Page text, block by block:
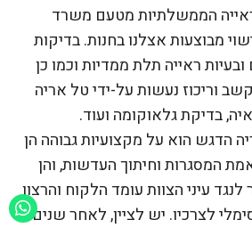
הממשלתיות מטעם משרד
מבוצעות אצלנו בחנות. בדיקות
ובעיות ראייה תלת ממדיות וכמו כן
וריכוז נעשות על-ידי טל אריה
בדיקת גלאוקומה ועוד.
הדגש הוא על מקצועיות גבוהה הן
המסגרות וחיתוך העדשות, והן
עיני הצוות עומד הלקוח והרצון
לצרכיו. יש לציין, לאחר שנים